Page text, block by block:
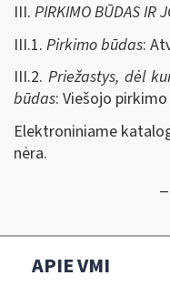
III. PIRKIMO BŪDAS IR
III.1. Pirkimo būdas:
III.2. Priežastys, dėl
būdas: Viešojo
Elektroniniame
nėra.
APIE VMI